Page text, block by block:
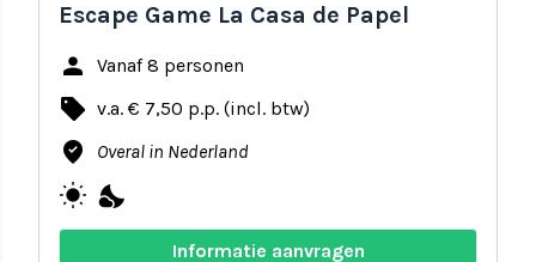
Escape Game La Casa de Papel
person Vanaf 8 personen
local_offer v.a. € 7,50 p.p. (incl. btw)
where_to_vote Overal in Nederland
wb_sunny nights_stay
Informatie aanvragen